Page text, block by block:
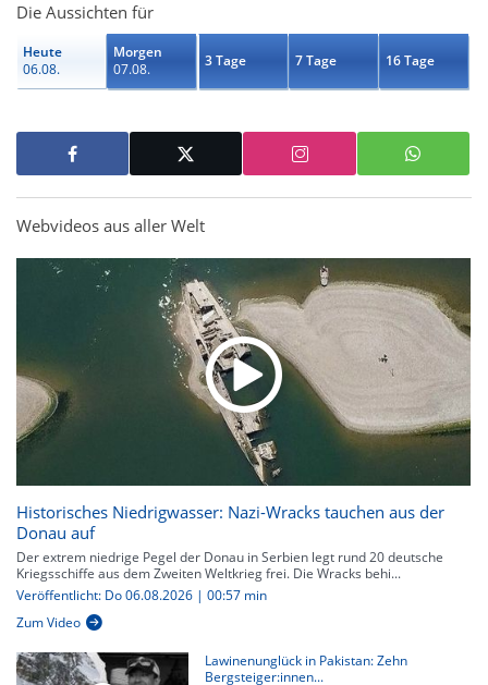
Die Aussichten für
Heute
06.08.
Morgen
07.08.
3 Tage 7 Tage 16 Tage
Webvideos aus aller Welt
Historisches Niedrigwasser: Nazi-Wracks tauchen aus der
Donau auf
Der extrem niedrige Pegel der Donau in Serbien legt rund 20 deutsche
Kriegsschiffe aus dem Zweiten Weltkrieg frei. Die Wracks behi...
Veröffentlicht: Do 06.08.2026 | 00:57 min
Zum Video
Lawinenunglück in Pakistan: Zehn
Bergsteiger:innen...